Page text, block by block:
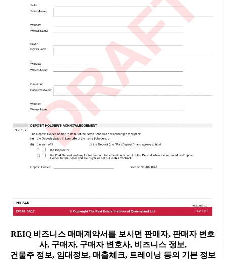
REIQ 비즈니스 매매계약서를 보시면 판매자, 판매자 변호
사, 구매자, 구매자 변호사, 비즈니스 정보,
건물주 정보, 임대정보, 매출체크, 트레이닝 등의 기본 정보